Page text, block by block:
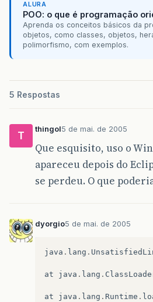
ALURA
POO: o que é programação
Aprenda os conceitos básicos da
objetos, como classes, objetos,
polimorfismo, com exemplos.
5 Respostas
T
thingol5 de mai. de 2005
Que esquisito, uso o
apareceu depois do
se perdeu. O que
dyorgio5 de mai. de 2005
java . lang .
at java . lang .
at java . lang . Runtime .